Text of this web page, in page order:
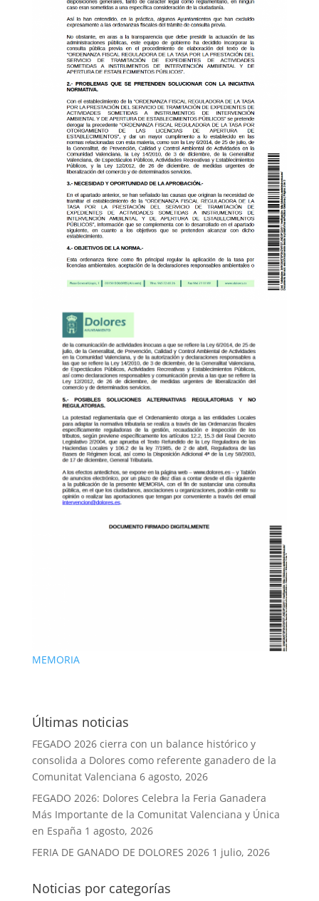
MEMORIA
Últimas noticias
FEGADO 2026 cierra con un balance histórico y
consolida a Dolores como referente ganadero de la
Comunitat Valenciana 6 agosto, 2026
FEGADO 2026: Dolores Celebra la Feria Ganadera
Más Importante de la Comunitat Valenciana y Única
en España 1 agosto, 2026
FERIA DE GANADO DE DOLORES 2026 1 julio, 2026
Noticias por categorías